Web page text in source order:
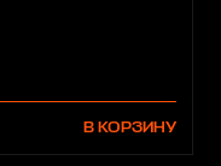
В КОРЗИНУ